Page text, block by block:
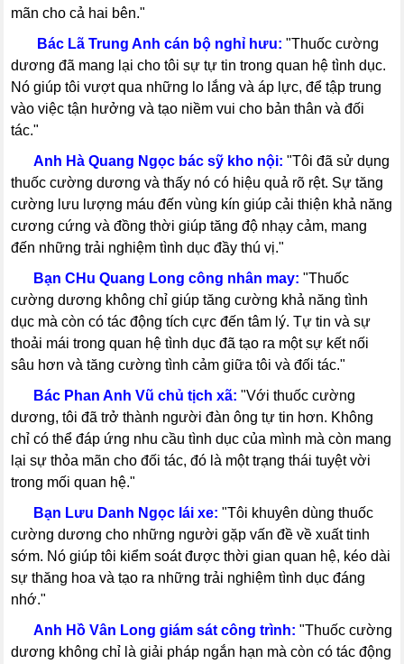
mãn cho cả hai bên."
Bác Lã Trung Anh cán bộ nghỉ hưu: "Thuốc cường
dương đã mang lại cho tôi sự tự tin trong quan hệ tình dục.
Nó giúp tôi vượt qua những lo lắng và áp lực, để tập trung
vào việc tận hưởng và tạo niềm vui cho bản thân và đối
tác."
-----Anh Hà Quang Ngọc bác sỹ kho nội: "Tôi đã sử dụng
thuốc cường dương và thấy nó có hiệu quả rõ rệt. Sự tăng
cường lưu lượng máu đến vùng kín giúp cải thiện khả năng
cương cứng và đồng thời giúp tăng độ nhạy cảm, mang
đến những trải nghiệm tình dục đầy thú vị."
Bạn CHu Quang Long công nhân may: "Thuốc
cường dương không chỉ giúp tăng cường khả năng tình
dục mà còn có tác động tích cực đến tâm lý. Tự tin và sự
thoải mái trong quan hệ tình dục đã tạo ra một sự kết nối
sâu hơn và tăng cường tình cảm giữa tôi và đối tác."
Bác Phan Anh Vũ chủ tịch xã: "Với thuốc cường
dương, tôi đã trở thành người đàn ông tự tin hơn. Không
chỉ có thể đáp ứng nhu cầu tình dục của mình mà còn mang
lại sự thỏa mãn cho đối tác, đó là một trạng thái tuyệt vời
trong mối quan hệ."
Bạn Lưu Danh Ngọc lái xe: "Tôi khuyên dùng thuốc
cường dương cho những người gặp vấn đề về xuất tinh
sớm. Nó giúp tôi kiểm soát được thời gian quan hệ, kéo dài
sự thăng hoa và tạo ra những trải nghiệm tình dục đáng
nhớ."
-----Anh Hồ Vân Long giám sát công trình: "Thuốc cường
dương không chỉ là giải pháp ngắn hạn mà còn có tác động